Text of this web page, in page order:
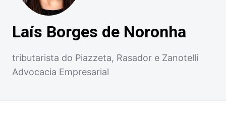
Laís Borges de Noronha
tributarista do Piazzeta, Rasador e Zanotelli
Advocacia Empresarial